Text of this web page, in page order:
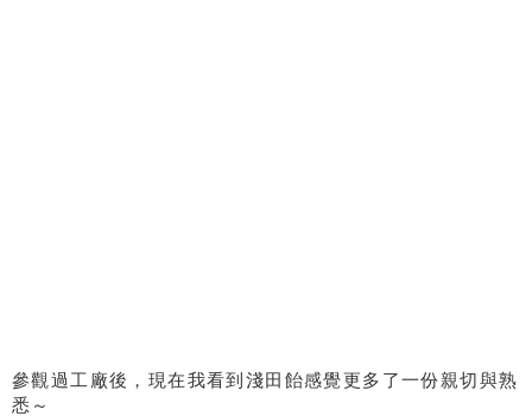
參觀過工廠後，現在我看到淺田飴感覺更多了一份親切與熟
悉～